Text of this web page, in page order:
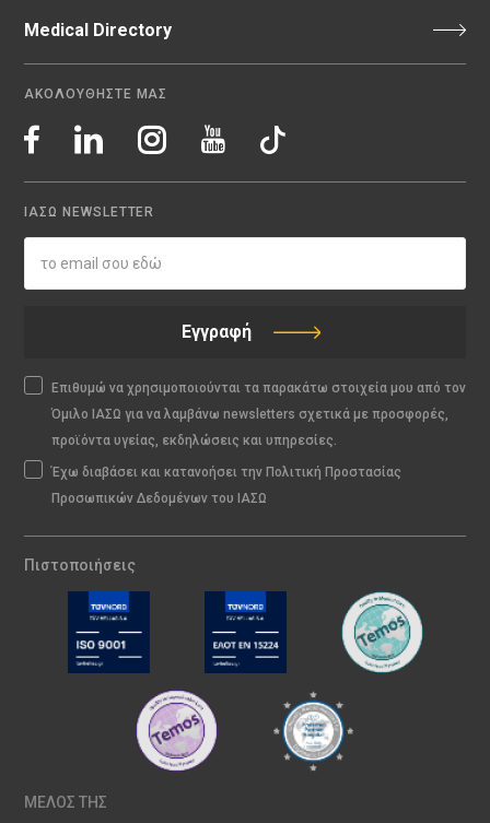
Medical Directory
ΑΚΟΛΟΥΘΗΣΤΕ ΜΑΣ
ΙΑΣΩ NEWSLETTER
Εγγραφή
Επιθυμώ να χρησιμοποιούνται τα παρακάτω στοιχεία μου από τον
Όμιλο ΙΑΣΩ για να λαμβάνω newsletters σχετικά με προσφορές,
προϊόντα υγείας, εκδηλώσεις και υπηρεσίες.
Έχω διαβάσει και κατανοήσει την Πολιτική Προστασίας
Προσωπικών Δεδομένων του ΙΑΣΩ
Πιστοποιήσεις
ΜΕΛΟΣ ΤΗΣ